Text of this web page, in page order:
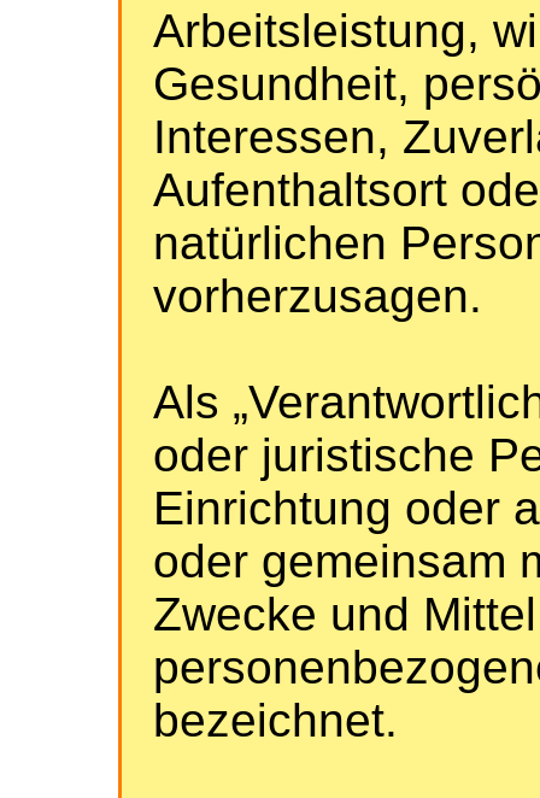
Arbeitsleistung,
Gesundheit,
Interessen,
Aufenthaltsort
natürlichen
vorherzusagen.
Als
oder juristische
Einrichtung oder
oder gemeinsam
Zwecke und
bezeichnet.